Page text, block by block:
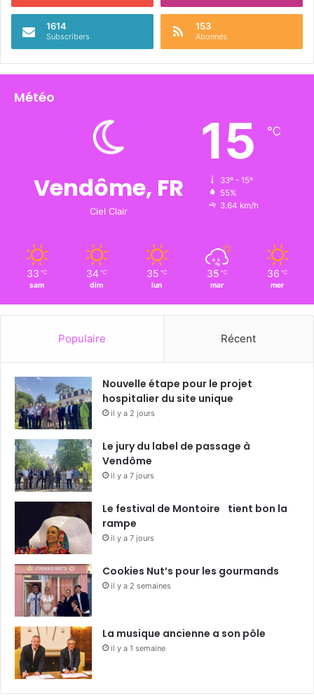
1614
Subscribers
153
Abonnés
Météo
Vendôme, FR
Ciel Clair
15 ℃
33º - 15º
55%
3.64 km/h
33 ℃
sam
34 ℃
dim
35 ℃
lun
35 ℃
mar
36 ℃
mer
Populaire Récent
Nouvelle étape pour le projet
hospitalier du site unique
il y a 2 jours
Le jury du label de passage à
Vendôme
il y a 7 jours
Le festival de Montoire tient bon la
rampe
il y a 7 jours
Cookies Nut’s pour les gourmands
il y a 2 semaines
La musique ancienne a son pôle
il y a 1 semaine